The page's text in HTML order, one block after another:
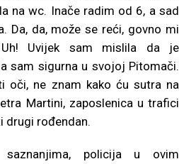
na wc. Inače radim od 6, a sad
Da, da, može se reći, govno mi
Uvijek sam mislila da je
sam sigurna u svojoj Pitomači.
oči, ne znam kako ću sutra na
Martini, zaposlenica u trafici
drugi rođendan.
saznanjima, policija u ovim